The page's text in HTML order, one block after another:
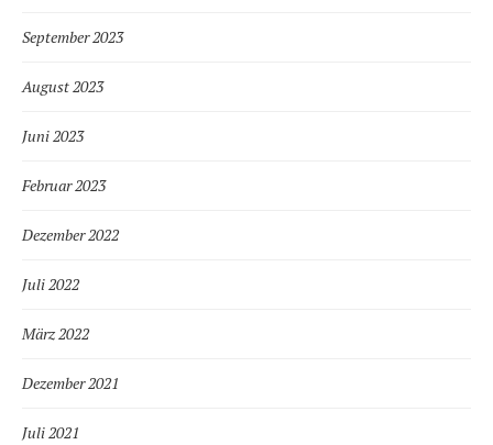
September 2023
August 2023
Juni 2023
Februar 2023
Dezember 2022
Juli 2022
März 2022
Dezember 2021
Juli 2021